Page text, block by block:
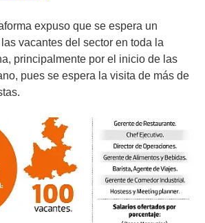
expuso que se espera un
vacantes del sector en toda la
principalmente por el inicio de las
pues se espera la visita de más de